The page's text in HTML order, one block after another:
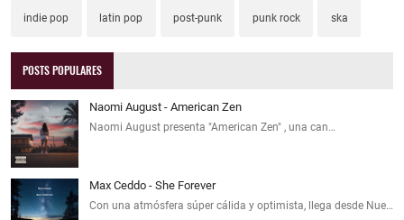
indie pop latin pop post-punk punk rock ska
POSTS POPULARES
Naomi August - American Zen
Naomi August presenta "American Zen" , una can…
Max Ceddo - She Forever
Con una atmósfera súper cálida y optimista, llega desde Nue…